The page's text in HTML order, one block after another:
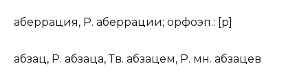
аберрация, Р. аберрации; орфоэп.: [р]
абзац, Р. абзаца,Тв. абзацем, Р. мн. абзацев